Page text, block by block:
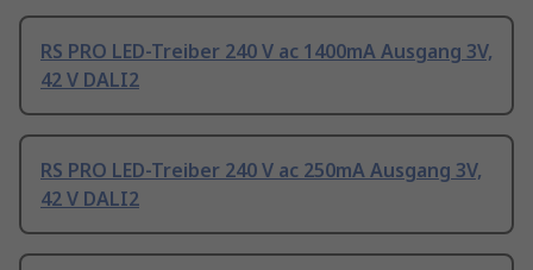
RS PRO LED-Treiber 240 V ac 1400mA Ausgang 3V,
42 V DALI2
RS PRO LED-Treiber 240 V ac 250mA Ausgang 3V,
42 V DALI2